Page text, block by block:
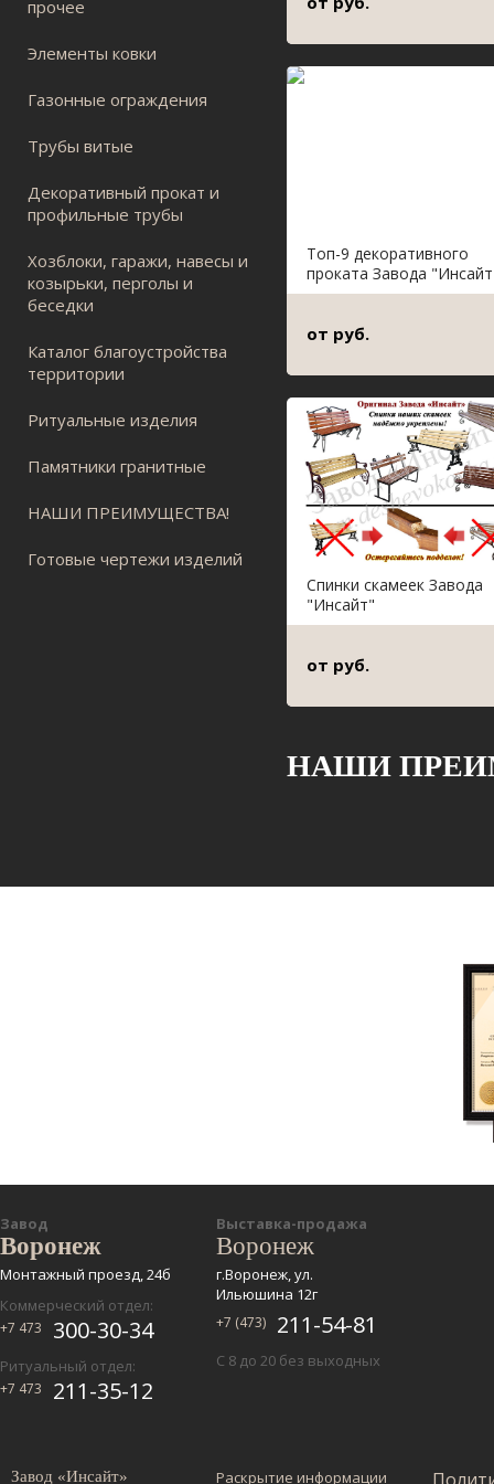
прочее
Элементы ковки
Газонные ограждения
Трубы витые
Декоративный прокат и
профильные трубы
Хозблоки, гаражи, навесы и
козырьки, перголы и
беседки
Каталог благоустройства
территории
Ритуальные изделия
Памятники гранитные
НАШИ ПРЕИМУЩЕСТВА!
Готовые чертежи изделий
Топ-9 декоративного
проката Завода
от руб.
Спинки скамеек Завода
"Инсайт"
от руб.
НАШИ
Завод
Воронеж
Монтажный проезд, 24б
Коммерческий отдел:
+7 473 300-30-34
Ритуальный отдел:
+7 473 211-35-12
Выставка-продажа
Воронеж
г.Воронеж, ул.
Ильюшина 12г
+7 (473) 211-54-81
С 8 до 20 без выходных
Завод «Инсайт» Раскрытие информации